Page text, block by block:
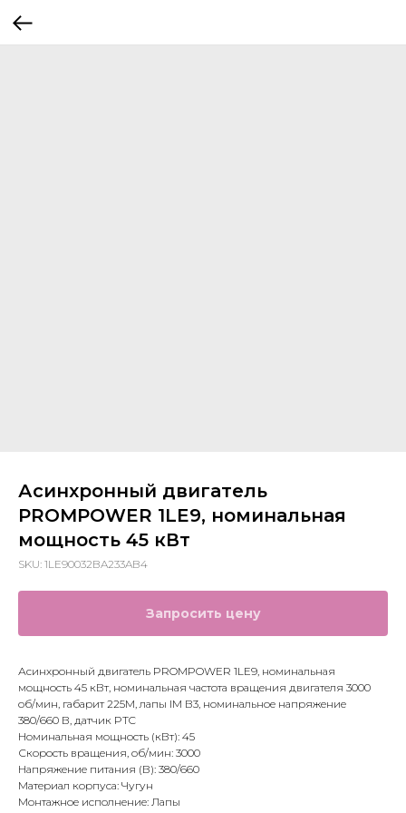
Асинхронный двигатель
PROMPOWER 1LE9, номинальная
мощность 45 кВт
SKU: 1LE90032BA233AB4
Запросить цену
Асинхронный двигатель PROMPOWER 1LE9, номинальная
мощность 45 кВт, номинальная частота вращения двигателя 3000
об/мин, габарит 225M, лапы IM В3, номинальное напряжение
380/660 В, датчик PTC
Номинальная мощность (кВт): 45
Скорость вращения, об/мин: 3000
Напряжение питания (В): 380/660
Материал корпуса: Чугун
Монтажное исполнение: Лапы